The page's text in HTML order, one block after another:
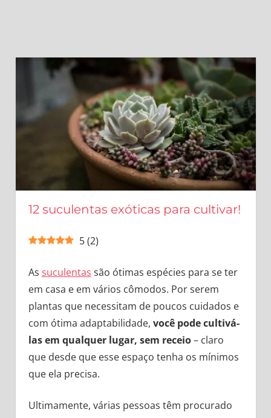
12 suculentas exóticas para cultivar!
5 (2)
As suculentas são ótimas espécies para se ter
em casa e em vários cômodos. Por serem
plantas que necessitam de poucos cuidados e
com ótima adaptabilidade, você pode cultivá-
las em qualquer lugar, sem receio– claro
que desde que esse espaço tenha os mínimos
que ela precisa.
Ultimamente, várias pessoas têm procurado